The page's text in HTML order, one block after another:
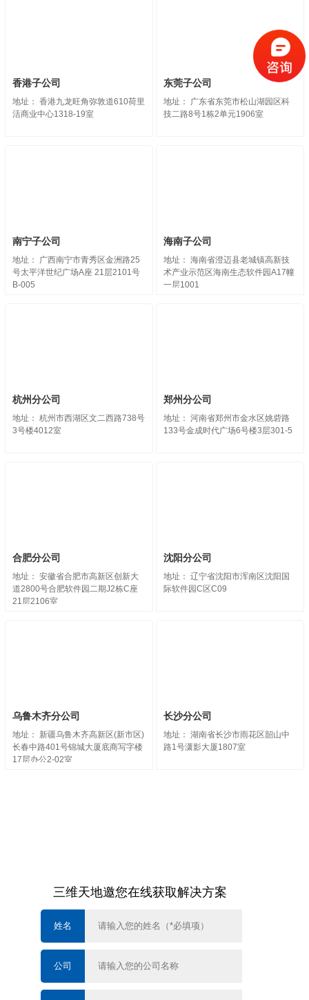
香港子公司
地址： 香港九龙旺角弥敦道610荷里
活商业中心1318-19室
东莞子公司
地址： 广东省东莞市松山湖园区科
技二路8号1栋2单元1906室
南宁子公司
地址： 广西南宁市青秀区金洲路25
号太平洋世纪广场A座 21层2101号
B-005
海南子公司
地址： 海南省澄迈县老城镇高新技
术产业示范区海南生态软件园A17幢
一层1001
杭州分公司
地址： 杭州市西湖区文二西路738号
3号楼4012室
郑州分公司
地址： 河南省郑州市金水区姚砦路
133号金成时代广场6号楼3层301-5
合肥分公司
地址： 安徽省合肥市高新区创新大
道2800号合肥软件园二期J2栋C座
21层2106室
沈阳分公司
地址： 辽宁省沈阳市浑南区沈阳国
际软件园C区C09
乌鲁木齐分公司
地址： 新疆乌鲁木齐高新区(新市区)
长春中路401号锦城大厦底商写字楼
17层办公2-02室
长沙分公司
地址： 湖南省长沙市雨花区韶山中
路1号潇影大厦1807室
三维天地邀您在线获取解决方案
姓名
公司